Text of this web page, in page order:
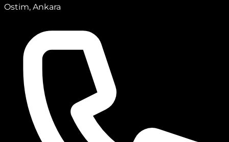
Ostim, Ankara